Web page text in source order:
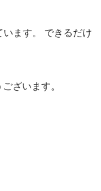
ます。 できるだけ
ざいます。